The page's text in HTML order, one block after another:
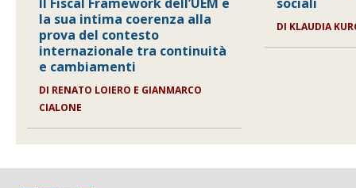
la sua intima coerenza alla
prova del contesto
internazionale tra continuità
e cambiamenti
DI RENATO LOIERO E GIANMARCO
CIALONE
DI KLAUDIA